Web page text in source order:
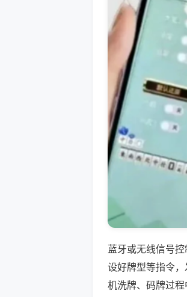
蓝牙或无线信号
设好牌型等指令
机洗牌、码牌过程